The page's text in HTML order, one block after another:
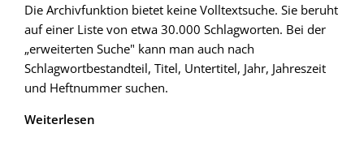
Die Archivfunktion bietet keine Volltextsuche. Sie beruht
auf einer Liste von etwa 30.000 Schlagworten. Bei der
„erweiterten Suche" kann man auch nach
Schlagwortbestandteil, Titel, Untertitel, Jahr, Jahreszeit
und Heftnummer suchen.
Weiterlesen